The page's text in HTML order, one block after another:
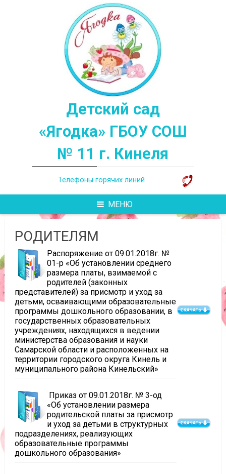
Детский сад
«Ягодка» ГБОУ СОШ
№ 11 г. Кинеля
Телефоны горячих линий
МЕНЮ
РОДИТЕЛЯМ
Распоряжение от 09.01.2018г. №
01-р «Об установлении среднего
размера платы, взимаемой с
родителей (законных
представителей) за присмотр и уход за
детьми, осваивающими образовательные
программы дошкольного образовании, в
государственных образовательных
учреждениях, находящихся в ведении
министерства образования и науки
Самарской области и расположенных на
территории городского округа Кинель и
муниципального района Кинельский»
Приказ от 09.01.2018г. № 3-од
«Об установлении размера
родительской платы за присмотр
и уход за детьми в структурных
подразделениях, реализующих
образовательные программы
дошкольного образования»